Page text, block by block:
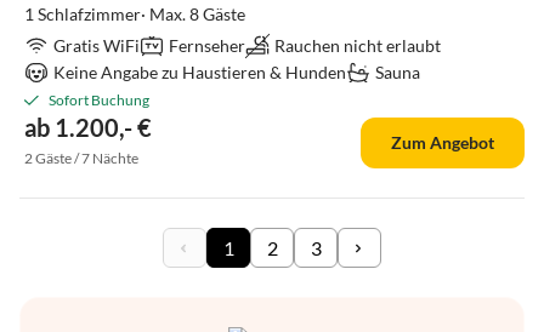
1 Schlafzimmer· Max. 8 Gäste
Gratis WiFi
Fernseher
Rauchen nicht erlaubt
Keine Angabe zu Haustieren & Hunden
Sauna
Sofort Buchung
ab 1.200,- €
2 Gäste / 7 Nächte
Zum Angebot
1 2 3